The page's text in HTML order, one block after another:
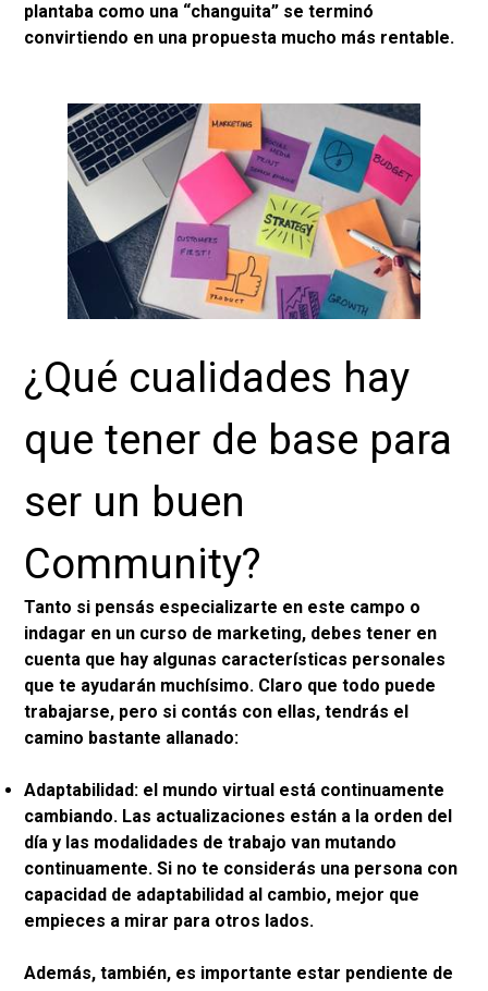
plantaba como una “changuita” se terminó
convirtiendo en una propuesta mucho más rentable.
¿Qué cualidades hay
que tener de base para
ser un buen
Community?
Tanto si pensás especializarte en este campo o
indagar en un curso de marketing, debes tener en
cuenta que hay algunas características personales
que te ayudarán muchísimo. Claro que todo puede
trabajarse, pero si contás con ellas, tendrás el
camino bastante allanado:
Adaptabilidad: el mundo virtual está continuamente
cambiando. Las actualizaciones están a la orden del
día y las modalidades de trabajo van mutando
continuamente. Si no te considerás una persona con
capacidad de adaptabilidad al cambio, mejor que
empieces a mirar para otros lados.
Además, también, es importante estar pendiente de